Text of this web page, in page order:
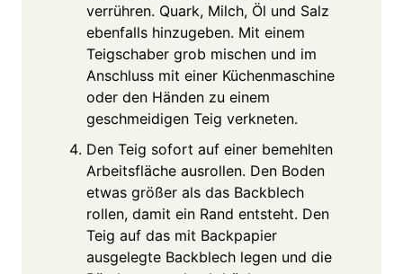
verrühren. Quark, Milch, Öl und Salz
ebenfalls hinzugeben. Mit einem
Teigschaber grob mischen und im
Anschluss mit einer Küchenmaschine
oder den Händen zu einem
geschmeidigen Teig verkneten.
Den Teig sofort auf einer bemehlten
Arbeitsfläche ausrollen. Den Boden
etwas größer als das Backblech
rollen, damit ein Rand entsteht. Den
Teig auf das mit Backpapier
ausgelegte Backblech legen und die